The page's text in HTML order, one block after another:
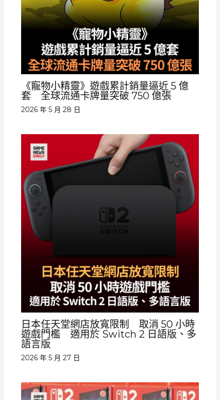
《寵物小精靈》遊戲累計銷量逼近 5 億
套 全球流通卡牌量突破 750 億張
2026 年 5 月 28 日
日本任天堂網店放寬限制 取消 50 小時
遊戲門檻 適用於 Switch 2 日語版、多
語言版
2026 年 5 月 27 日